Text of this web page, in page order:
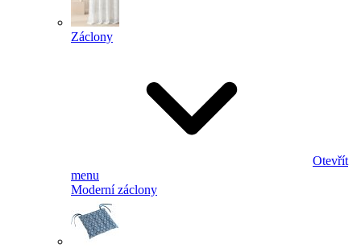
Záclony
Otevřít
menu
Moderní záclony